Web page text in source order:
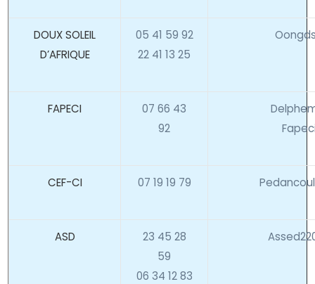
DOUX SOLEIL
D’AFRIQUE
05 41 59 92
22 41 13 25
FAPECI
07 66 43
92
CEF-CI 07 19 19 79
ASD
23 45 28
59
06 34 12 83